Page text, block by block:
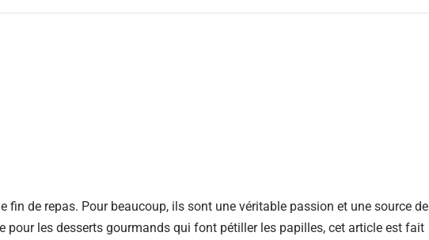
fin de repas. Pour beaucoup, ils sont une véritable passion et une source de
pour les desserts gourmands qui font pétiller les papilles, cet article est fait